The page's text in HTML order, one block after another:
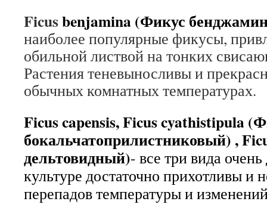
Ficusbenjamina(Фикус
наиболее популярные фикусы,
обильной листвой на тонких
Растения теневыносливы и
обычных комнатных температурах.
Ficus capensis, Ficus cyathistipula (
бокальчатоприлистниковый) ,
дельтовидный)- все три вида
культуре достаточно прихотливы и
перепадов температуры и